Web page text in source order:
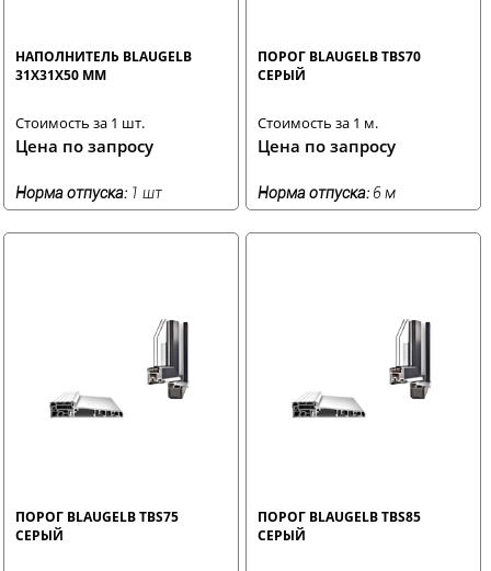
НАПОЛНИТЕЛЬ BLAUGELB
31Х31Х50 ММ
Стоимость за 1 шт.
Цена по запросу
Норма отпуска: 1 шт
ПОРОГ BLAUGELB TBS70
СЕРЫЙ
Стоимость за 1 м.
Цена по запросу
Норма отпуска: 6 м
ПОРОГ BLAUGELB TBS75
СЕРЫЙ
ПОРОГ BLAUGELB TBS85
СЕРЫЙ